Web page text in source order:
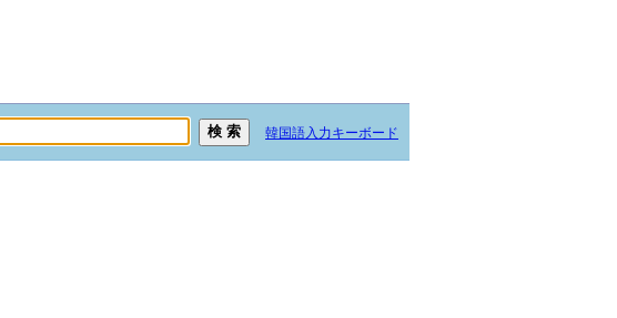
韓国語入力キーボード